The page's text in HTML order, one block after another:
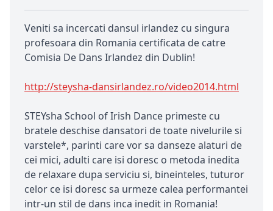
Veniti sa incercati dansul irlandez cu singura
profesoara din Romania certificata de catre
Comisia De Dans Irlandez din Dublin!
http://steysha-dansirlandez.ro/video2014.html
STEYsha School of Irish Dance primeste cu
bratele deschise dansatori de toate nivelurile si
varstele*, parinti care vor sa danseze alaturi de
cei mici, adulti care isi doresc o metoda inedita
de relaxare dupa serviciu si, bineinteles, tuturor
celor ce isi doresc sa urmeze calea performantei
intr-un stil de dans inca inedit in Romania!